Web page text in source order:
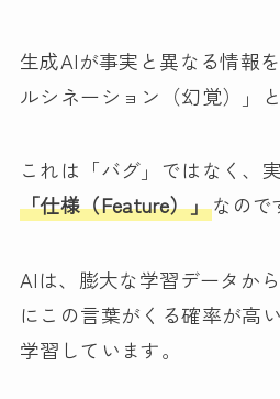
生成AIが事実と異なる情報
ルシネーション（幻覚）」
これは「バグ」ではなく、
「仕様（Feature）」なので
AIは、膨大な学習データか
にこの言葉がくる確率が高
学習しています。